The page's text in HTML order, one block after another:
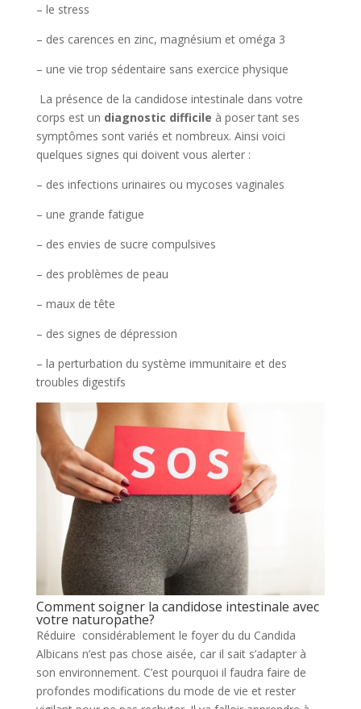
– le stress
– des carences en zinc, magnésium et oméga 3
– une vie trop sédentaire sans exercice physique
La présence de la candidose intestinale dans votre
corps est un diagnostic difficile à poser tant ses
symptômes sont variés et nombreux. Ainsi voici
quelques signes qui doivent vous alerter :
– des infections urinaires ou mycoses vaginales
– une grande fatigue
– des envies de sucre compulsives
– des problèmes de peau
– maux de tête
– des signes de dépression
– la perturbation du système immunitaire et des
troubles digestifs
Comment soigner la candidose intestinale avec
votre naturopathe?
Réduire considérablement le foyer du du Candida
Albicans n’est pas chose aisée, car il sait s’adapter à
son environnement. C’est pourquoi il faudra faire de
profondes modifications du mode de vie et rester